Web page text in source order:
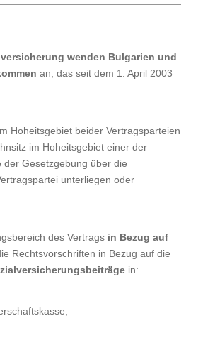
wenden Bulgarien und
an, das seit dem 1. April 2003
Hoheitsgebiet beider Vertragsparteien
im Hoheitsgebiet einer der
der Gesetzgebung über die
unterliegen oder
des Vertrags in Bezug auf
Rechtsvorschriften in Bezug auf die
in: